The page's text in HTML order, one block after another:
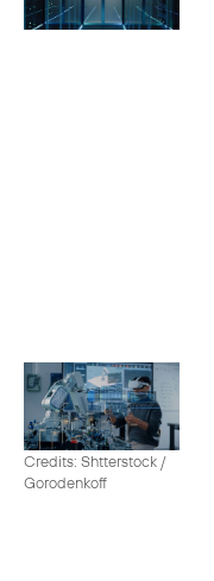
Credits: Shtterstock /
Gorodenkoff